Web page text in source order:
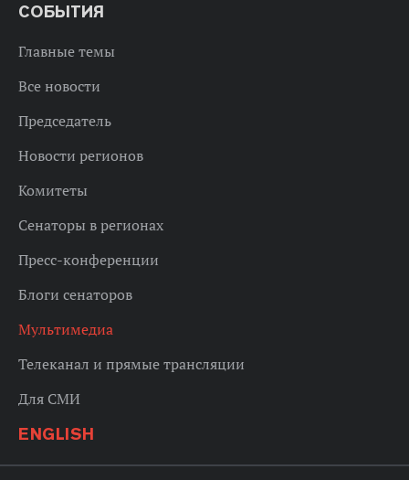
СОБЫТИЯ
Главные темы
Все новости
Председатель
Новости регионов
Комитеты
Сенаторы в регионах
Пресс-конференции
Блоги сенаторов
Мультимедиа
Телеканал и прямые трансляции
Для СМИ
ENGLISH